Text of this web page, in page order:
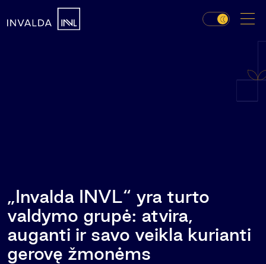
„Invalda INVL“ yra turto
valdymo grupė: atvira,
auganti ir savo veikla kurianti
gerovę žmonėms